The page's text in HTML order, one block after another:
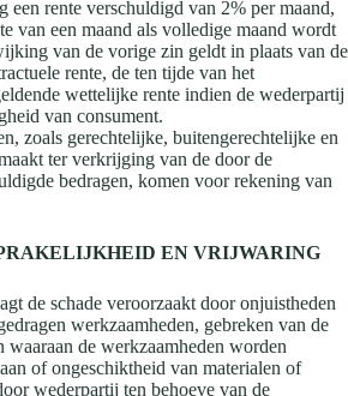
een rente verschuldigd van 2% per maand,
van een maand als volledige maand wordt
van de vorige zin geldt in plaats van de
rente, de ten tijde van het
wettelijke rente indien de wederpartij
van consument.
zoals gerechtelijke, buitengerechtelijke en
ter verkrijging van de door de
bedragen, komen voor rekening van
EN VRIJWARING
de schade veroorzaakt door onjuistheden
werkzaamheden, gebreken van de
waaraan de werkzaamheden worden
of ongeschiktheid van materialen of
wederpartij ten behoeve van de